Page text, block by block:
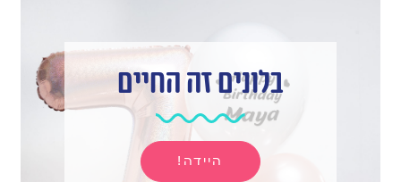
בלונים זה החיים
היידה!